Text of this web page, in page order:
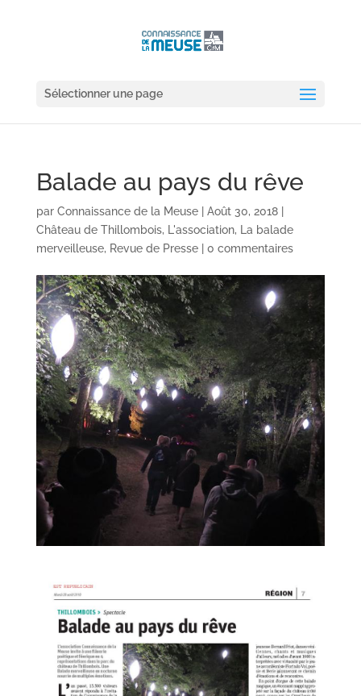
Sélectionner une page
Balade au pays du rêve
par Connaissance de la Meuse| Août 30, 2018|
Château de Thillombois, L'association,
La balade
merveilleuse, Revue de Presse| 0 commentaires